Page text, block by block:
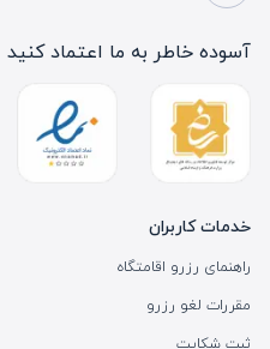
خدمات کاربران
راهنمای رزرو اقامتگاه
مقررات لغو رزرو
ثبت شکایت
آسوده خاطر به ما اعتماد کنید